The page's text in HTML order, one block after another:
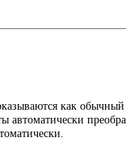
как обычный
автоматически